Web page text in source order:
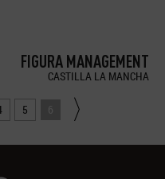
FIGURA MANAGEMENT
CASTILLA LA MANCHA
5 6